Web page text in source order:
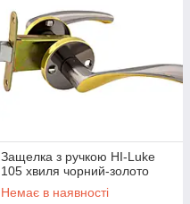
Защелка з ручкою HI-Luke
105 хвиля чорний-золото
Немає в наявності